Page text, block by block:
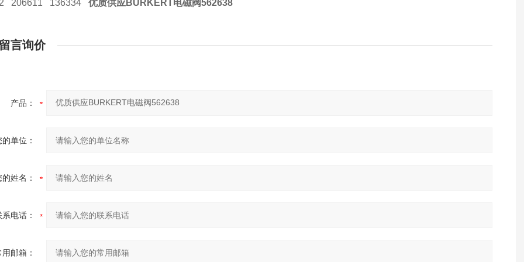
206611 136334优质供应BURKERT电磁阀562638
言询价
产品：
的单位：
的姓名：
系电话：
用邮箱：